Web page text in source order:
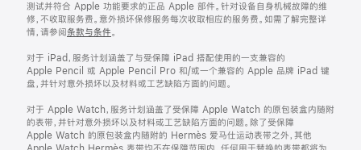
测试并符合 Apple 功能要求的正品 Apple 部件。针对设备自身机械故障的维
修，不收取服务费。意外损坏保修服务每次收取相应的服务费。如需了解完整详
情，请参阅 条款与条件。
对于 iPad，服务计划涵盖了与受保障 iPad 搭配使用的一支兼容的
Apple Pencil 或 Apple Pencil Pro 和/或一个兼容的 Apple 品牌 iPad 键
盘，并针对意外损坏以及材料或工艺缺陷方面的问题。
对于 Apple Watch，服务计划涵盖了受保障 Apple Watch 的原包装盒内随附
的表带，并针对意外损坏以及材料或工艺缺陷方面的问题。除了受保障
Apple Watch 的原包装盒内随附的 Hermès 爱马仕运‍动表带之外，其他